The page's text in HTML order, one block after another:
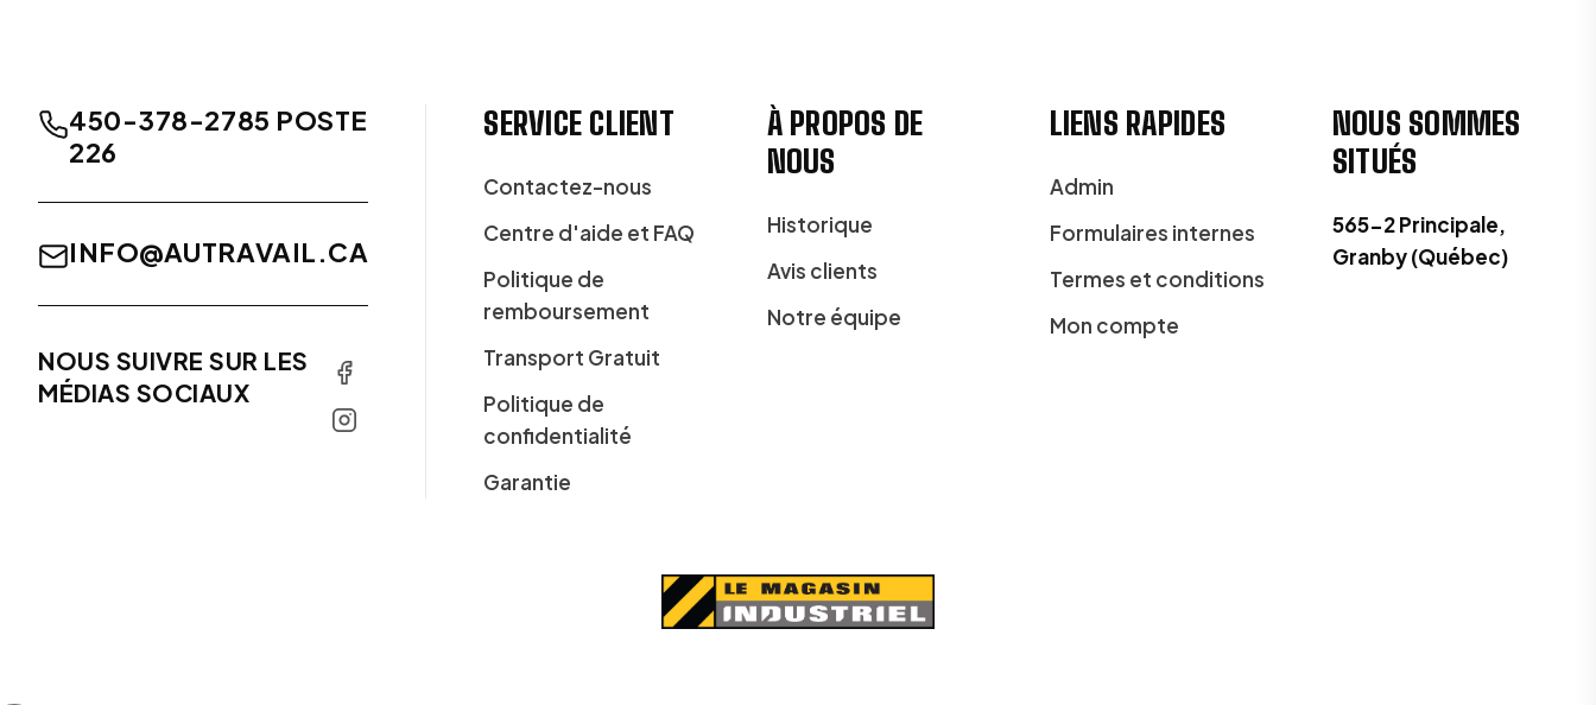
450-378-2785 POSTE
226
INFO@AUTRAVAIL.CA
NOUS SUIVRE SUR LES
MÉDIAS SOCIAUX
SERVICE CLIENT
Contactez-nous
Centre d'aide et FAQ
Politique de
remboursement
Transport Gratuit
Politique de
confidentialité
Garantie
À PROPOS DE
NOUS
Historique
Avis clients
Notre équipe
LIENS RAPIDES
Admin
Formulaires internes
Termes et conditions
Mon compte
NOUS SOMMES
SITUÉS
565-2 Principale,
Granby (Québec)